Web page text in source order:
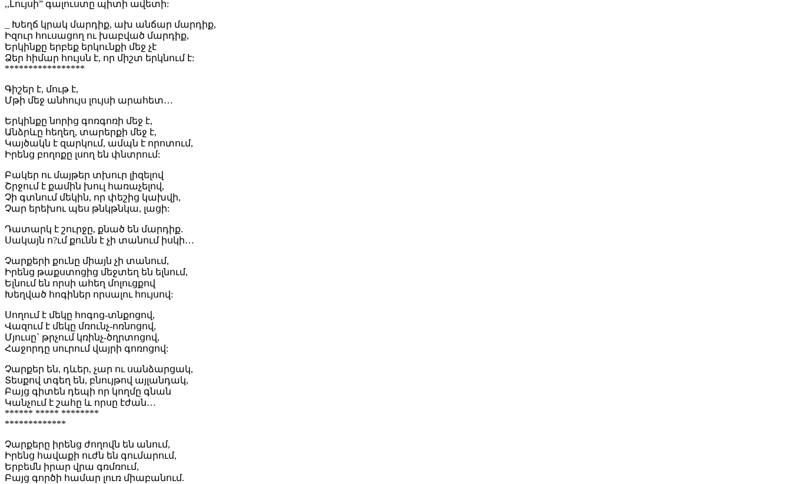
,,Լույսի” գալուստը պիտի ավետի:
_ Խեղճ կրակ մարդիք, ախ անճար մարդիք,
Իզուր հուսացող ու խաբված մարդիք,
Երկինքը երբեք երկունքի մեջ չէ
Ձեր հիմար հույսն է, որ միշտ երկնում է:
*****************
Գիշեր է, մութ է,
Մթի մեջ անհույս լույսի արահետ…
Երկինքը նորից գոռգոռի մեջ է,
Անձրևը հեղեղ, տարերքի մեջ է,
Կայծակն է զարկում, ամպն է որոտում,
Իրենց բողոքը լսող են փնտրում:
Բակեր ու մայթեր տխուր լիզելով
Շրջում է քամին խուլ հառաչելով,
Չի գտնում մեկին, որ փեշից կախվի,
Չար երեխու պես թնկթնկա, լացի:
Դատարկ է շուրջը, քնած են մարդիք.
Սակայն ո?ւմ քունն է չի տանում իսկի…
Չարքերի քունը միայն չի տանում,
Իրենց թաքստոցից մեջտեղ են ելնում,
Ելնում են որսի ահեղ մոլուցքով
Խեղված հոգիներ որսալու հույսով:
Սողում է մեկը հոգոց-տնքոցով,
Վազում է մեկը մռունչ-ոռնոցով,
Մյուսը` թրչում կռինչ-ծղրտոցով,
Հաջորդը սուրում վայրի գոռոցով:
Չարքեր են, դևեր, չար ու սանձարցակ,
Տեսքով տգեղ են, բնույթով այլանդակ,
Բայց գիտեն դեպի որ կողմը գնան
Կանչում է շահը և որսը էժան…
****** ***** ********
*************
Չարքերը իրենց ժողովն են անում,
Իրենց հավաքի ուժն են գումարում,
Երբեմն իրար վրա գռմռում,
Բայց գործի համար լուռ միաբանում.